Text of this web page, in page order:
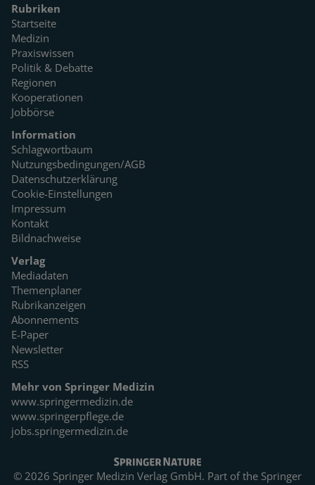
Rubriken
Startseite
Medizin
Praxiswissen
Politik & Debatte
Regionen
Kooperationen
Jobbörse
Information
Schlagwortbaum
Nutzungsbedingungen/AGB
Datenschutzerklärung
Cookie-Einstellungen
Impressum
Kontakt
Bildnachweise
Verlag
Mediadaten
Themenplaner
Rubrikanzeigen
Abonnements
E-Paper
Newsletter
RSS
Mehr von Springer Medizin
www.springermedizin.de
www.springerpflege.de
jobs.springermedizin.de
© 2026 Springer Medizin Verlag GmbH. Part of the Springer